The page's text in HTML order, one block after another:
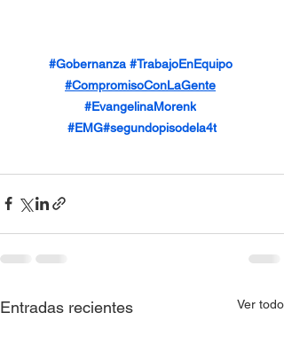
#Gobernanza #TrabajoEnEquipo
#CompromisoConLaGente
#EvangelinaMorenk
#EMG#segundopisodela4t
Entradas recientes Ver todo